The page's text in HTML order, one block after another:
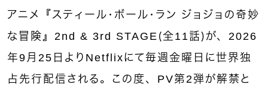
アニメ『スティール・ボール・ラン ジョジョの奇妙
な冒険』2nd & 3rd STAGE（全11話）が、2026
年9月25日よりNetflixにて毎週金曜日に世界独
占先行配信される。この度、PV第2弾が解禁と